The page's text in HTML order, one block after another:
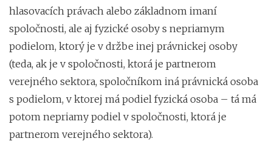
hlasovacích právach alebo základnom imaní
spoločnosti, ale aj fyzické osoby s nepriamym
podielom, ktorý je v držbe inej právnickej osoby
(teda, ak je v spoločnosti, ktorá je partnerom
verejného sektora, spoločníkom iná právnická osoba
s podielom, v ktorej má podiel fyzická osoba – tá má
potom nepriamy podiel v spoločnosti, ktorá je
partnerom verejného sektora).